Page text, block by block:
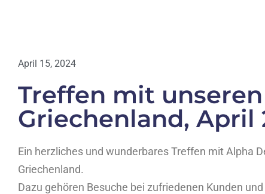
April 15, 2024
Treffen mit
Griechenland, April
Ein herzliches und wunderbares Treffen mit Alpha
Griechenland.
Dazu gehören Besuche bei zufriedenen Kunden